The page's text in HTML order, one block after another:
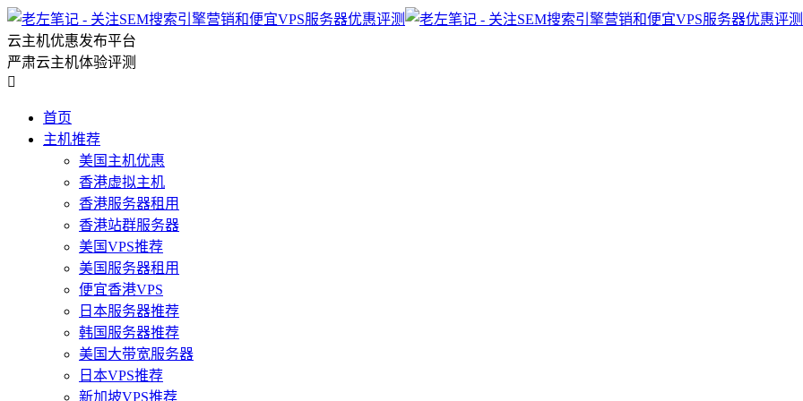
云主机优惠发布平台
严肃云主机体验评测

首页
主机推荐
美国主机优惠
香港虚拟主机
香港服务器租用
香港站群服务器
美国VPS推荐
美国服务器租用
便宜香港VPS
日本服务器推荐
韩国服务器推荐
美国大带宽服务器
日本VPS推荐
新加坡VPS推荐